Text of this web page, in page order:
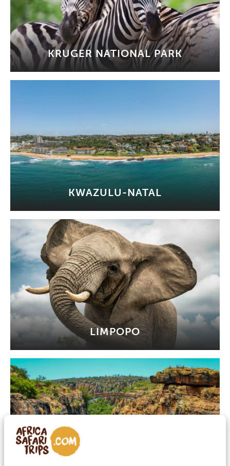
KRUGER NATIONAL PARK
KWAZULU-NATAL
LIMPOPO